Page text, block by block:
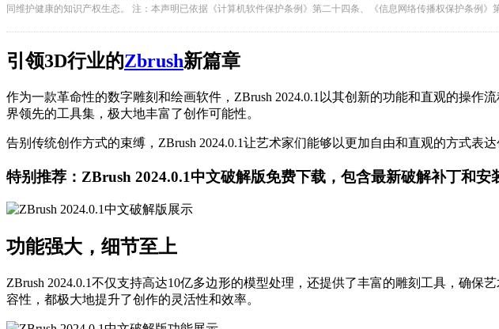
同维护健康的知识产权生态。 注：本声明已依据《计算机软件保护条例》第二十四条、《信息网络传播权保护条例》
引领3D行业的Zbrush新篇章
作为一款革命性的数字雕刻和绘画软件，ZBrush 2024.0.1以其创新的功能和直观的操作流
界领先的工具集，极大地丰富了创作可能性。
告别传统创作方式的束缚，ZBrush 2024.0.1让艺术家们能够以更加自由和直观的方式表达创
特别推荐：ZBrush 2024.0.1中文破解版免费下载，包含最新破解补丁和安装教
功能强大，细节至上
ZBrush 2024.0.1不仅支持高达10亿多边形的模型处理，还提供了丰富的雕刻工具，
容性，都极大地提升了创作的灵活性和效率。